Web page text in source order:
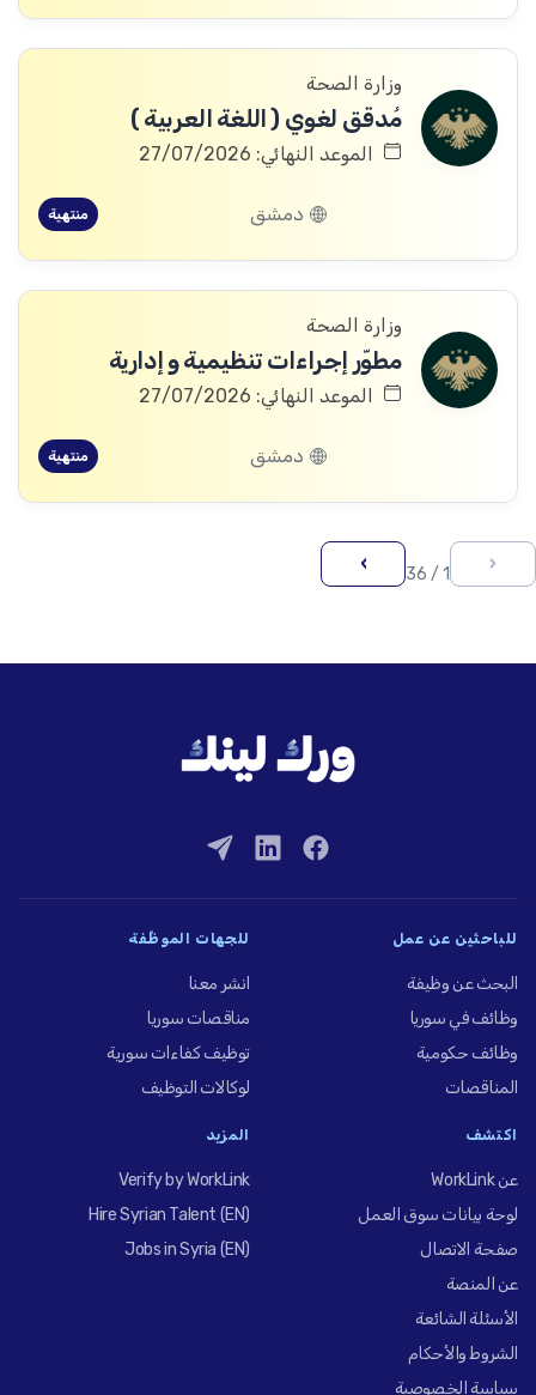
وزارة الصحة
مُدقق لغوي ( اللغة العربية )
الموعد النهائي: 27/07/2026
دمشق منتهية
وزارة الصحة
مطوّر إجراءات تنظيمية و إدارية
الموعد النهائي: 27/07/2026
دمشق منتهية
‹
1 / 36
›
للباحثين عن عمل
البحث عن وظيفة
وظائف في سوريا
وظائف حكومية
المناقصات
للجهات الموظِّفة
انشر معنا
مناقصات سوريا
توظيف كفاءات سورية
لوكالات التوظيف
اكتشف
عن WorkLink
لوحة بيانات سوق العمل
صفحة الاتصال
عن المنصة
الأسئلة الشائعة
الشروط والأحكام
سياسة الخصوصية
المزيد
Verify by WorkLink
Hire Syrian Talent (EN)
Jobs in Syria (EN)